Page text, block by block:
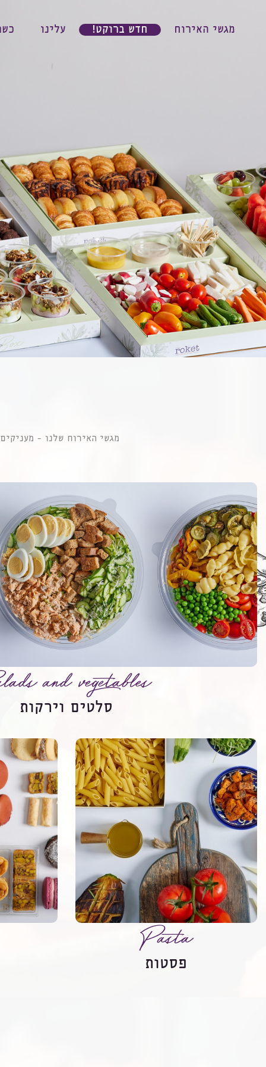
מגשי האירוח חדש ברוקט! עלינו
מגשי האירוח שלנו -
and vegetables
סלטים וירקות
Pasta
פסטות